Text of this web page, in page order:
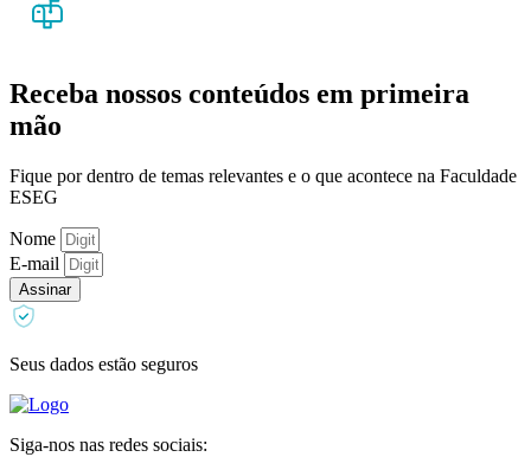
Receba nossos conteúdos em primeira
mão
Fique por dentro de temas relevantes e o que acontece na Faculdade
ESEG
Nome
E-mail
Assinar
Seus dados estão seguros
Siga-nos nas redes sociais: